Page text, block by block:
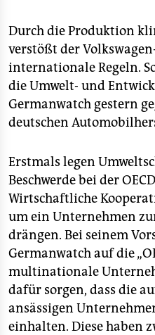
fragen & hilfe
unterstützen
abo
genossenschaft
epaper login
Durch die Produktion
verstößt der
internationale Regeln.
die Umwelt- und
Germanwatch gestern
deutschen
Erstmals legen
Beschwerde bei der
Wirtschaftliche
um ein Unternehmen
drängen. Bei seinem
Germanwatch auf die
multinationale
dafür sorgen, dass die
ansässigen
einhalten. Diese haben